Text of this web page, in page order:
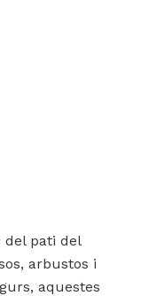
del pati del
arbustos i
aquestes